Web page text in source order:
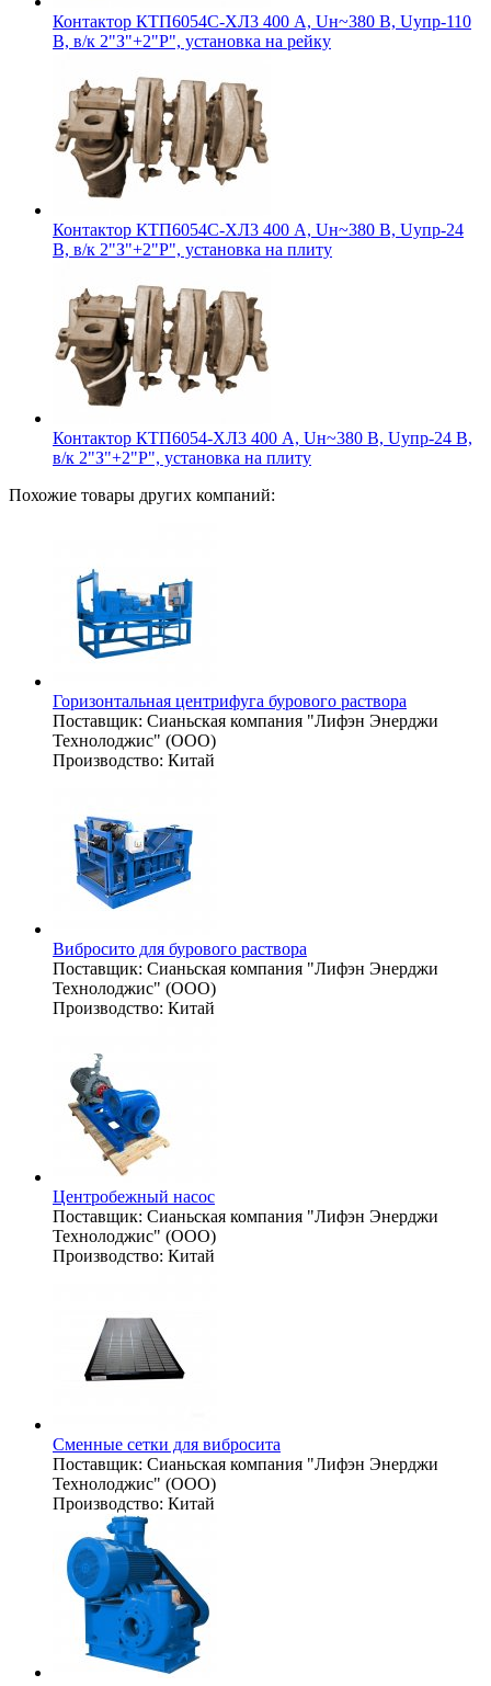
Контактор КТП6054С-ХЛ3 400 А, Uн~380 В, Uупр-110
В, в/к 2"З"+2"Р", установка на рейку
Контактор КТП6054С-ХЛ3 400 А, Uн~380 В, Uупр-24
В, в/к 2"З"+2"Р", установка на плиту
Контактор КТП6054-ХЛ3 400 А, Uн~380 В, Uупр-24 В,
в/к 2"З"+2"Р", установка на плиту
Похожие товары других компаний:
Горизонтальная центрифуга бурового раствора
Поставщик: Сианьская компания "Лифэн Энерджи
Технолоджис" (ООО)
Производство: Китай
Вибросито для бурового раствора
Поставщик: Сианьская компания "Лифэн Энерджи
Технолоджис" (ООО)
Производство: Китай
Центробежный насос
Поставщик: Сианьская компания "Лифэн Энерджи
Технолоджис" (ООО)
Производство: Китай
Сменные сетки для вибросита
Поставщик: Сианьская компания "Лифэн Энерджи
Технолоджис" (ООО)
Производство: Китай